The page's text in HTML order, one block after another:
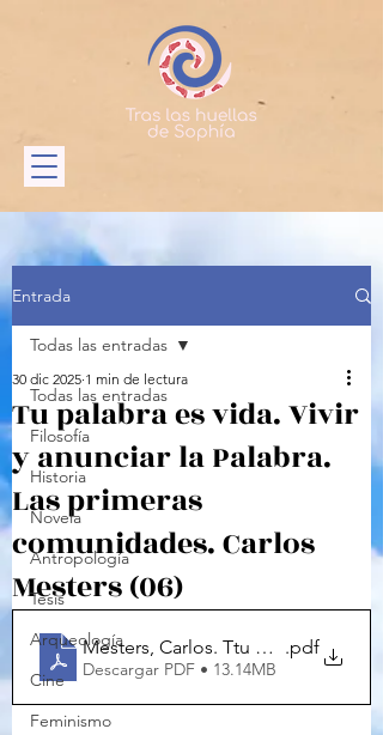
Entrada
Todas las entradas
Filosofía
Historia
Novela
Antropología
Tesis
Arqueología
Cine
Feminismo
Todas las entradas
Tu palabra es vida. Vivir
y anunciar la Palabra.
Las primeras
comunidades. Carlos
Mesters (06)
30 dic 2025 1 min de lectura
Mesters, Carlos. Ttu palabra es
.pdf
Descargar PDF • 13.14MB